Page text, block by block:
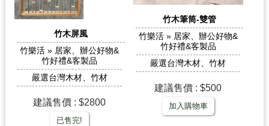
竹木屏風
竹樂活 » 居家、辦公好物&
竹好禮&客製品
嚴選台灣木材、竹材
建議售價 : $2800
已售完!
竹木筆筒-雙管
竹樂活 » 居家、辦公好物&
竹好禮&客製品
嚴選台灣木材、竹材
建議售價 : $500
加入購物車